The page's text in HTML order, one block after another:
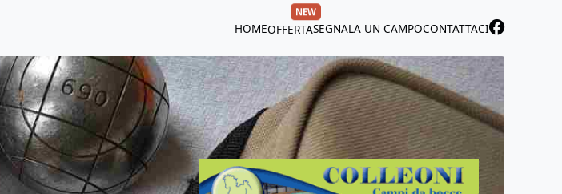
HOMEOFFERTA
NEW
SEGNALA UN CAMPOCONTATTACI